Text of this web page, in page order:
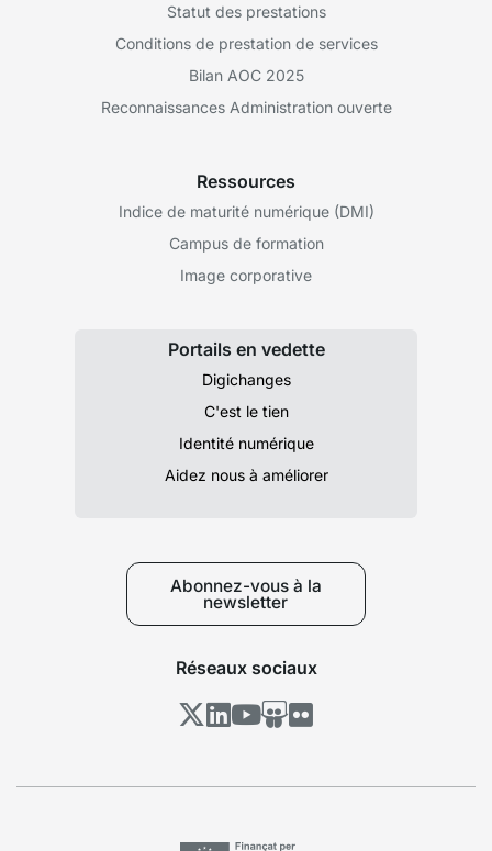
Statut des prestations
Conditions de prestation de services
Bilan AOC 2025
Reconnaissances Administration ouverte
Ressources
Indice de maturité numérique (DMI)
Campus de formation
Image corporative
Portails en vedette
Digichanges
C'est le tien
Identité numérique
Aidez nous à améliorer
Abonnez-vous à la
newsletter
Réseaux sociaux